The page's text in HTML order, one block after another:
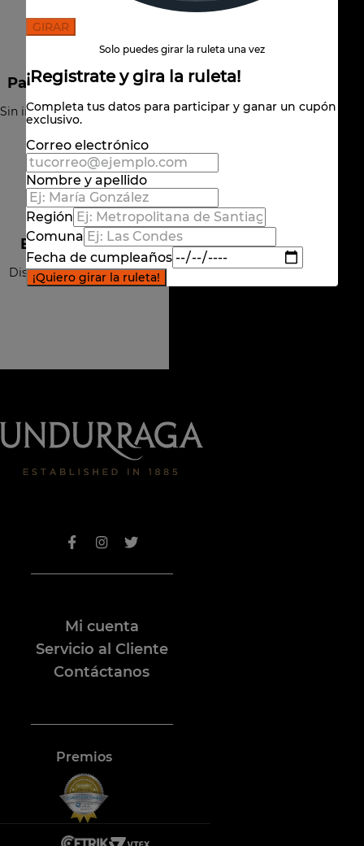
Paga hasta 6 cuotas
Sin interés por Mercado Pago
Envío a domicilio
Disponible para todo Chile
Mi cuenta
Servicio al Cliente
Contáctanos
Premios
GIRAR
Solo puedes girar la ruleta una vez
¡Registrate y gira la ruleta!
Completa tus datos para participar y ganar un cupón
exclusivo.
Correo electrónico
Nombre y apellido
Región
Comuna
Fecha de cumpleaños
¡Quiero girar la ruleta!